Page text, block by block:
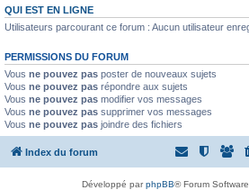
QUI EST EN LIGNE
Utilisateurs parcourant ce forum : Aucun utilisateur
PERMISSIONS DU FORUM
Vous ne pouvez pas poster de nouveaux sujets
Vous ne pouvez pas répondre aux sujets
Vous ne pouvez pas modifier vos messages
Vous ne pouvez pas supprimer vos messages
Vous ne pouvez pas joindre des fichiers
Index du forum
Développé parphpBB® Forum